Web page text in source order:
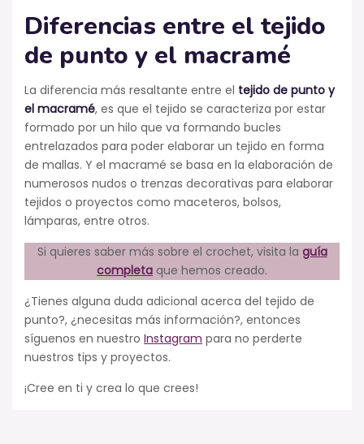
Diferencias entre el tejido
de punto y el macramé
La diferencia más resaltante entre el tejido de punto y
el macramé, es que el tejido se caracteriza por estar
formado por un hilo que va formando bucles
entrelazados para poder elaborar un tejido en forma
de mallas. Y el macramé se basa en la elaboración de
numerosos nudos o trenzas decorativas para elaborar
tejidos o proyectos como maceteros, bolsos,
lámparas, entre otros.
Si quieres saber más sobre el crochet, visita la guía
completa que hemos creado.
¿Tienes alguna duda adicional acerca del tejido de
punto?, ¿necesitas más información?, entonces
síguenos en nuestro Instagram para no perderte
nuestros tips y proyectos.
¡Cree en ti y crea lo que crees!